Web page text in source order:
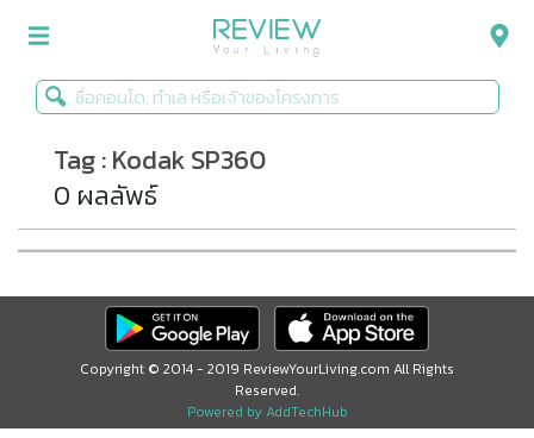
รีวิวคอนโด
รีวิวบ้าน
รีวิวทาวน์โฮม
Life+Style
Infographic
Tag : Kodak SP360
0 ผลลัพธ์
Copyright © 2014 - 2019 ReviewYourLiving.com All Rights
Reserved.
Powered by AddTechHub